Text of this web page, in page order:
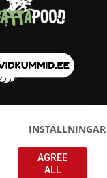
INSTÄLLNINGAR
AGREE
ALL